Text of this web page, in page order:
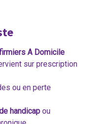
A Domicile
sur prescription
ou en perte
handicapou